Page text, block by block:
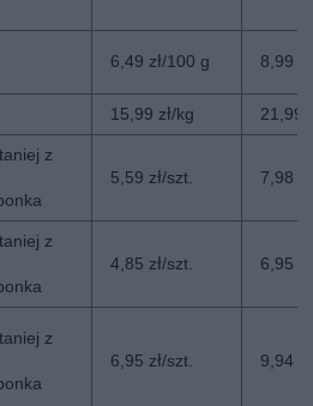
6,49 zł/100 g 8,99
15,99 zł/kg 21,99
z
5,59 zł/szt. 7,98
z
4,85 zł/szt. 6,95
z
6,95 zł/szt. 9,94